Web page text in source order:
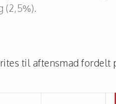
(2,5%).
til aftensmad fordelt